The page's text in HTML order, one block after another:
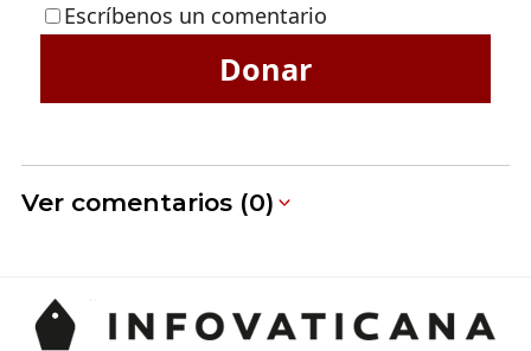
Escríbenos un comentario
Donar
Ver comentarios (0)